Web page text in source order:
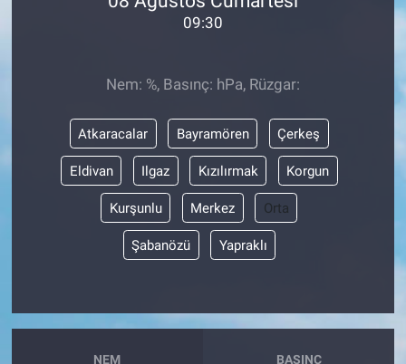
09:30
Nem: %, Basınç: hPa, Rüzgar:
Atkaracalar Bayramören Çerkeş
Eldivan Ilgaz Kızılırmak Korgun
Kurşunlu Merkez Orta
Şabanözü Yapraklı
NEM BASINÇ